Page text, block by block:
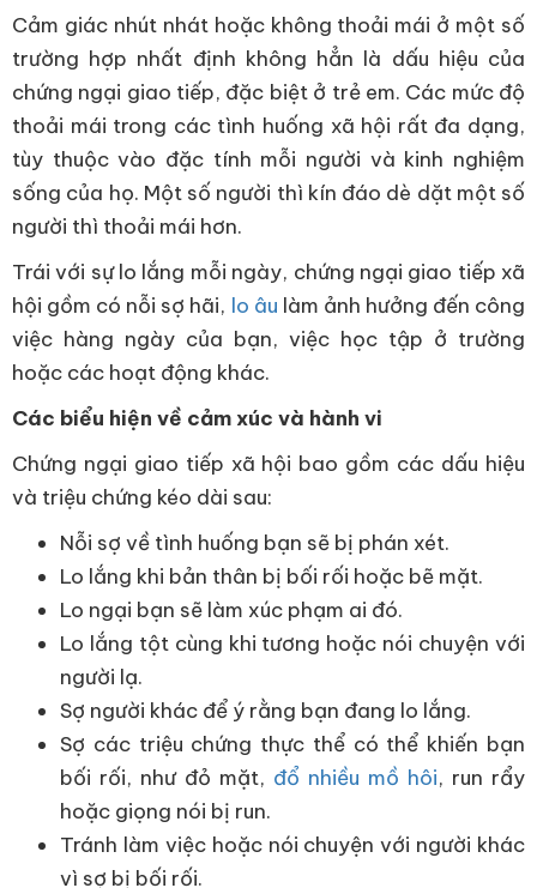
Cảm giác nhút nhát hoặc không thoải mái ở một số
trường hợp nhất định không hẳn là dấu hiệu của
chứng ngại giao tiếp, đặc biệt ở trẻ em. Các mức độ
thoải mái trong các tình huống xã hội rất đa dạng,
tùy thuộc vào đặc tính mỗi người và kinh nghiệm
sống của họ. Một số người thì kín đáo dè dặt một số
người thì thoải mái hơn.
Trái với sự lo lắng mỗi ngày, chứng ngại giao tiếp xã
hội gồm có nỗi sợ hãi, lo âu làm ảnh hưởng đến công
việc hàng ngày của bạn, việc học tập ở trường
hoặc các hoạt động khác.
Các biểu hiện về cảm xúc và hành vi
Chứng ngại giao tiếp xã hội bao gồm các dấu hiệu
và triệu chứng kéo dài sau:
Nỗi sợ về tình huống bạn sẽ bị phán xét.
Lo lắng khi bản thân bị bối rối hoặc bẽ mặt.
Lo ngại bạn sẽ làm xúc phạm ai đó.
Lo lắng tột cùng khi tương hoặc nói chuyện với
người lạ.
Sợ người khác để ý rằng bạn đang lo lắng.
Sợ các triệu chứng thực thể có thể khiến bạn
bối rối, như đỏ mặt, đổ nhiều mồ hôi, run rẩy
hoặc giọng nói bị run.
Tránh làm việc hoặc nói chuyện với người khác
vì sợ bị bối rối.